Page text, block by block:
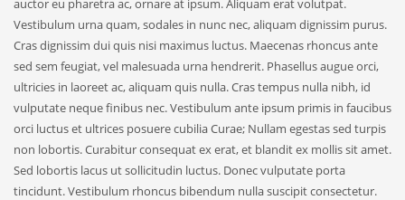
auctor eu pharetra ac, ornare at ipsum. Aliquam erat volutpat.
Vestibulum urna quam, sodales in nunc nec, aliquam dignissim purus.
Cras dignissim dui quis nisi maximus luctus. Maecenas rhoncus ante
sed sem feugiat, vel malesuada urna hendrerit. Phasellus augue orci,
ultricies in laoreet ac, aliquam quis nulla. Cras tempus nulla nibh, id
vulputate neque finibus nec. Vestibulum ante ipsum primis in faucibus
orci luctus et ultrices posuere cubilia Curae; Nullam egestas sed turpis
non lobortis. Curabitur consequat ex erat, et blandit ex mollis sit amet.
Sed lobortis lacus ut sollicitudin luctus. Donec vulputate porta
tincidunt. Vestibulum rhoncus bibendum nulla suscipit consectetur.